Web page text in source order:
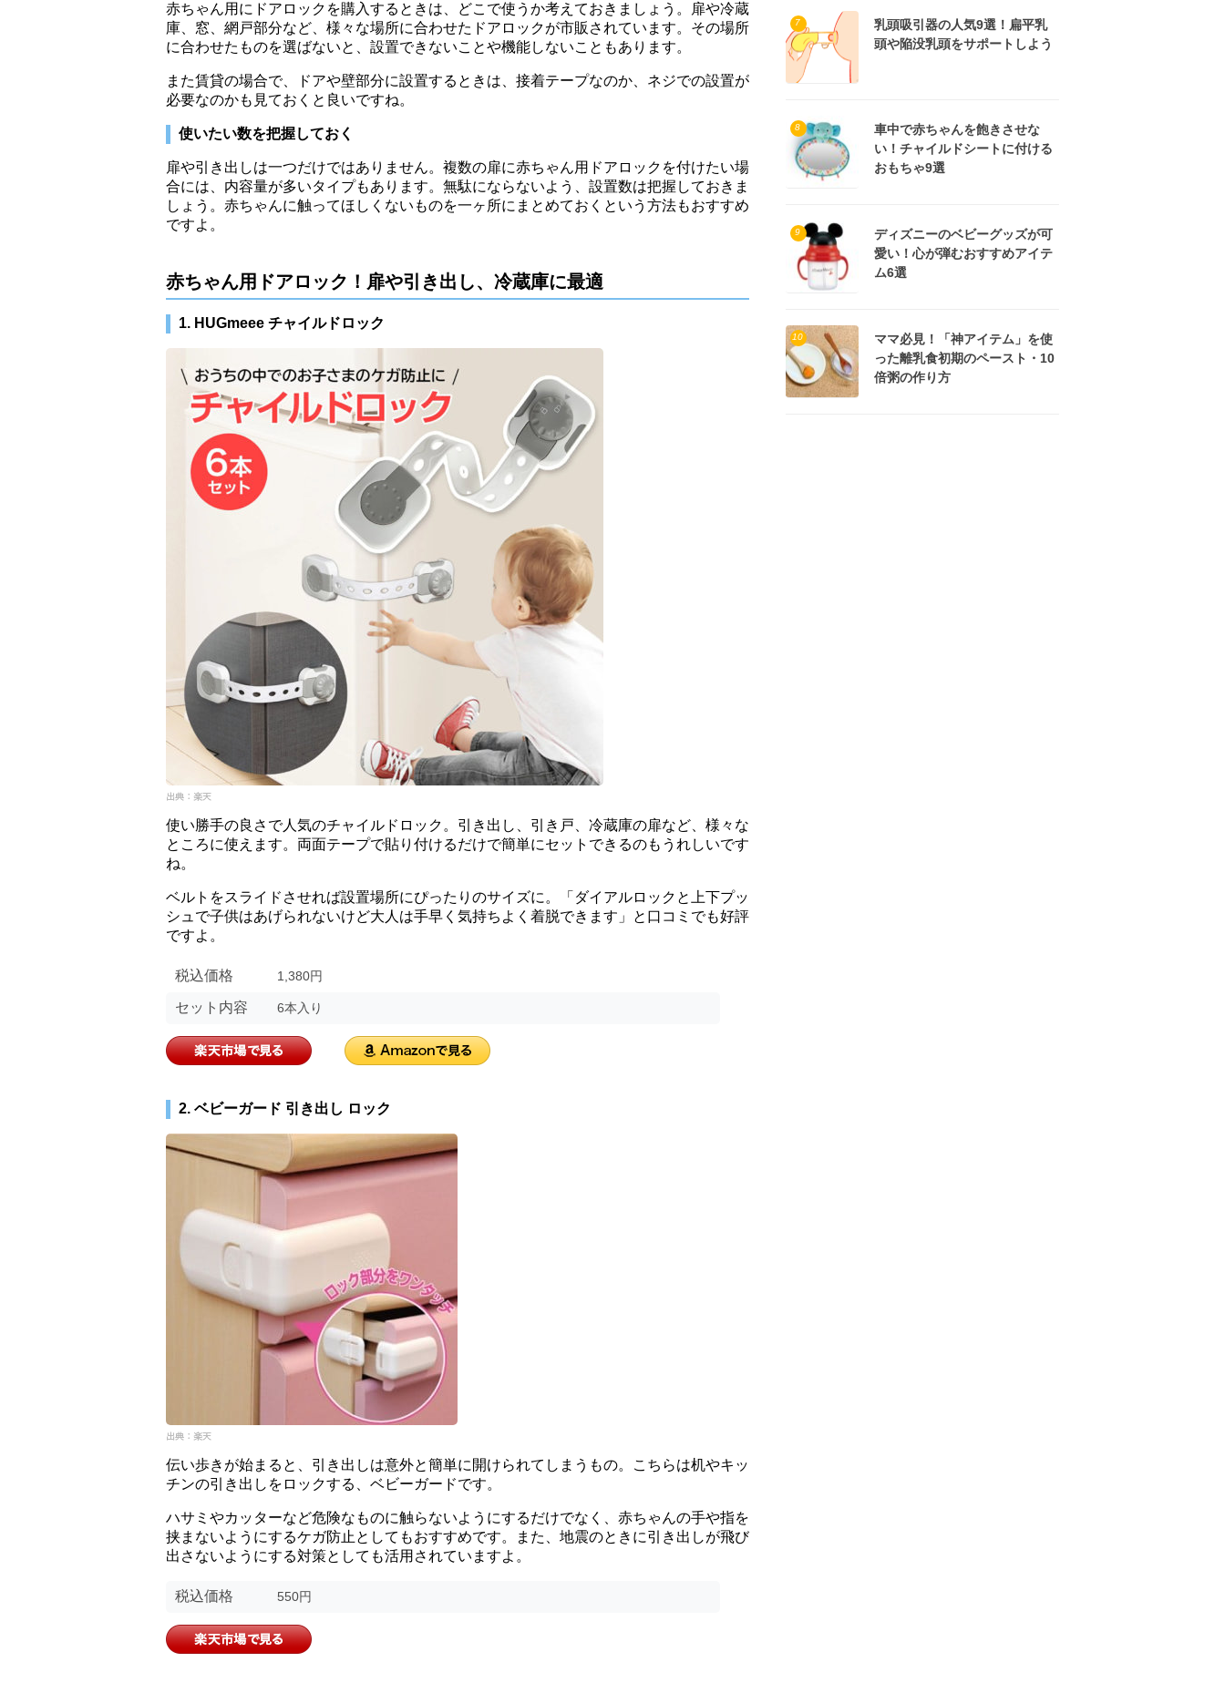
赤ちゃん用にドアロックを購入するときは、どこで使うか考えておきましょう。扉や冷蔵
庫、窓、網戸部分など、様々な場所に合わせたドアロックが市販されています。その場所
に合わせたものを選ばないと、設置できないことや機能しないこともあります。
また賃貸の場合で、ドアや壁部分に設置するときは、接着テープなのか、ネジでの設置が
必要なのかも見ておくと良いですね。
使いたい数を把握しておく
扉や引き出しは一つだけではありません。複数の扉に赤ちゃん用ドアロックを付けたい場
合には、内容量が多いタイプもあります。無駄にならないよう、設置数は把握しておきま
しょう。赤ちゃんに触ってほしくないものを一ヶ所にまとめておくという方法もおすすめ
ですよ。
赤ちゃん用ドアロック！扉や引き出し、冷蔵庫に最適
1. HUGmeee チャイルドロック
使い勝手の良さで人気のチャイルドロック。引き出し、引き戸、冷蔵庫の扉など、様々な
ところに使えます。両面テープで貼り付けるだけで簡単にセットできるのもうれしいです
ね。
ベルトをスライドさせれば設置場所にぴったりのサイズに。「ダイアルロックと上下プッ
シュで子供はあげられないけど大人は手早く気持ちよく着脱できます」と口コミでも好評
ですよ。
税込価格 1,380円
セット内容 6本入り
2. ベビーガード 引き出し ロック
伝い歩きが始まると、引き出しは意外と簡単に開けられてしまうもの。こちらは机やキッ
チンの引き出しをロックする、ベビーガードです。
ハサミやカッターなど危険なものに触らないようにするだけでなく、赤ちゃんの手や指を
挟まないようにするケガ防止としてもおすすめです。また、地震のときに引き出しが飛び
出さないようにする対策としても活用されていますよ。
税込価格 550円
7
乳頭吸引器の人気9選！扁平乳
頭や陥没乳頭をサポートしよう
8
車中で赤ちゃんを飽きさせな
い！チャイルドシートに付ける
おもちゃ9選
9
ディズニーのベビーグッズが可
愛い！心が弾むおすすめアイテ
ム6選
10
ママ必見！「神アイテム」を使
った離乳食初期のペースト・10
倍粥の作り方